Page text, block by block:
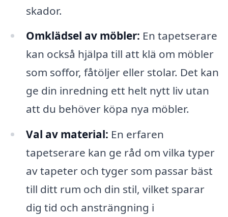
skador.
Omklädsel av möbler: En tapetserare
kan också hjälpa till att klä om möbler
som soffor, fåtöljer eller stolar. Det kan
ge din inredning ett helt nytt liv utan
att du behöver köpa nya möbler.
Val av material: En erfaren
tapetserare kan ge råd om vilka typer
av tapeter och tyger som passar bäst
till ditt rum och din stil, vilket sparar
dig tid och ansträngning i